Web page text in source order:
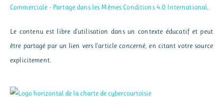
Commerciale - Partage dans les Mêmes Conditions 4.0 International
Le contenu est libre d'utilisation dans un contexte éducatif et peut
être partagé par un lien vers l'article concerné, en citant votre source
explicitement.